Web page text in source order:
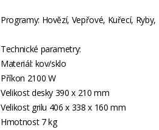
Programy: Hovězí, Vepřové, Kuřecí,
Technické parametry:
Materiál: kov/sklo
Příkon 2100 W
Velikost desky 390 x 210 mm
Velikost grilu 406 x 338 x 160 mm
Hmotnost 7 kg